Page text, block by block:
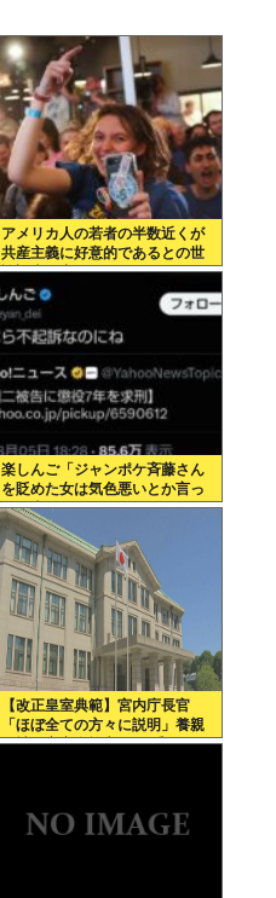
アメリカ人の若者の半数近くが
共産主義に好意的であるとの世
論調査が出てしまう
楽しんご「ジャンポケ斉藤さん
を貶めた女は気色悪いとか言っ
てる癖にフェラするとか口だけ
は素直なんだな！週刊誌から金
もらってるだろ」
【改正皇室典範】宮内庁長官
「ほぼ全ての方々に説明」養親
候補の宮家皇族方に 男系男子の